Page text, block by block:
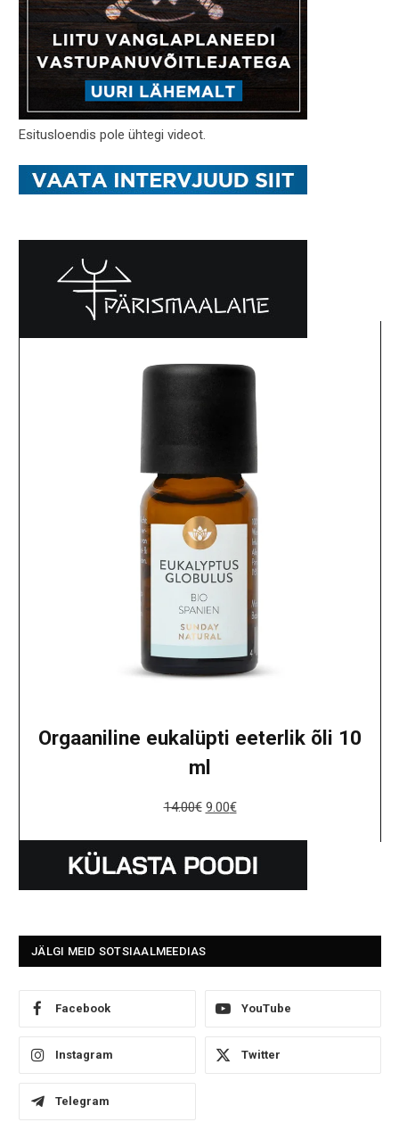
Esitusloendis pole ühtegi videot.
Orgaaniline eukalüpti eeterlik õli 10
ml
14.00€ 9.00€
JÄLGI MEID SOTSIAALMEEDIAS
Facebook YouTube
Instagram Twitter
Telegram